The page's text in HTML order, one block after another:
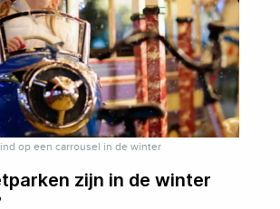
op een carrousel in de winter
zijn in de winter